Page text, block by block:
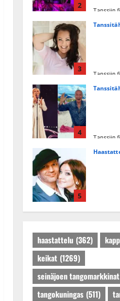
2
Tanssiin.fi
3
Tanssiin.fi
4
Tanssiin.fi
5
Tanssiin.fi
haastattelu (362)
keikat (1269)
seinäjoen tangomarkkinat
tangokuningas (511)